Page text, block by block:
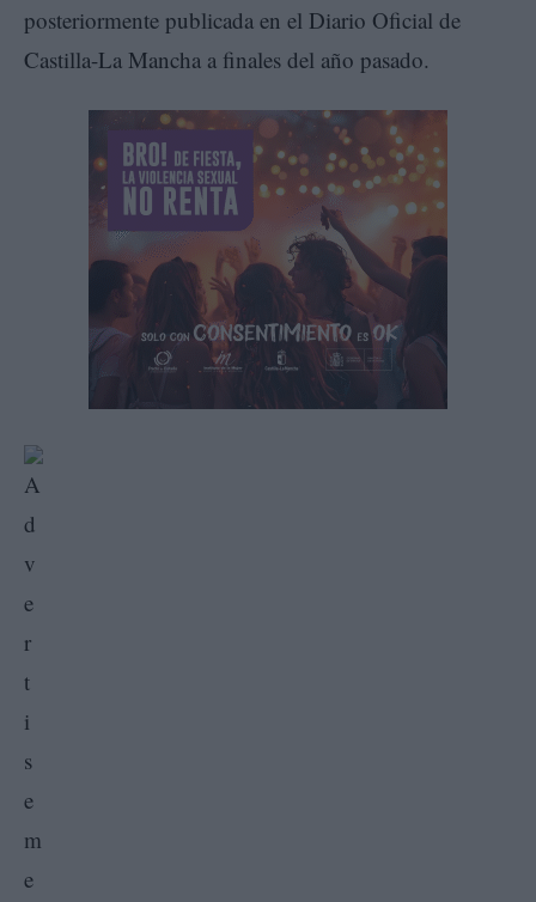
posteriormente publicada en el Diario Oficial de
Castilla-La Mancha a finales del año pasado.